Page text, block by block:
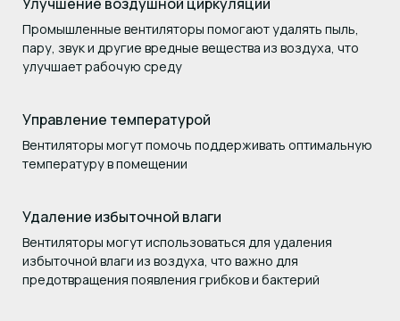
Промышленные вентиляторы помогают удалять пыль,
пару, звук и другие вредные вещества из воздуха, что
улучшает рабочую среду
Управление температурой
Вентиляторы могут помочь поддерживать оптимальную
температуру в помещении
Удаление избыточной влаги
Вентиляторы могут использоваться для удаления
избыточной влаги из воздуха, что важно для
предотвращения появления грибков и бактерий